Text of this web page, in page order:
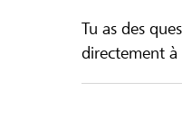
Tu as des
directement à